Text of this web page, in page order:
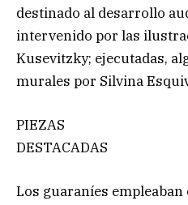
destinado al desarrollo
intervenido por las
Kusevitzky; ejecutadas,
murales por Silvina
PIEZAS
DESTACADAS
Los guaraníes